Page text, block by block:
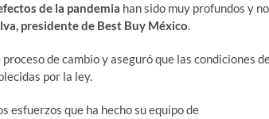
de la pandemia han sido muy profundos y no
presidente de Best Buy México.
de cambio y aseguró que las condiciones
por la ley.
esfuerzos que ha hecho su equipo de